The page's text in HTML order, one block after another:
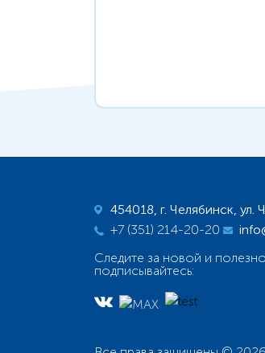
454018, г. Челябинск, ул.
+7 (351) 214-20-20
Следите за новой и
подписывайтесь: